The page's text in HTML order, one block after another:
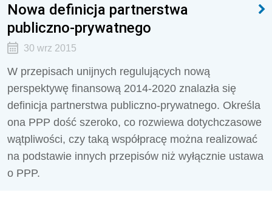
Nowa definicja partnerstwa
publiczno-prywatnego
30 wrz 2015
W przepisach unijnych regulujących nową
perspektywę finansową 2014-2020 znalazła się
definicja partnerstwa publiczno-prywatnego. Określa
ona PPP dość szeroko, co rozwiewa dotychczasowe
wątpliwości, czy taką współpracę można realizować
na podstawie innych przepisów niż wyłącznie ustawa
o PPP.